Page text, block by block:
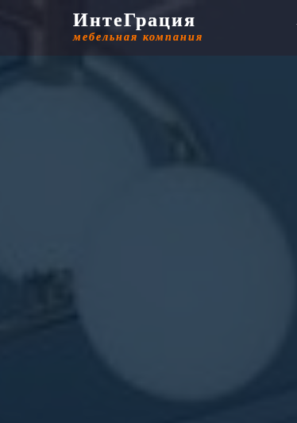
ИнтеГрация
мебельная компания
ИнтеГрация
мебельная компания